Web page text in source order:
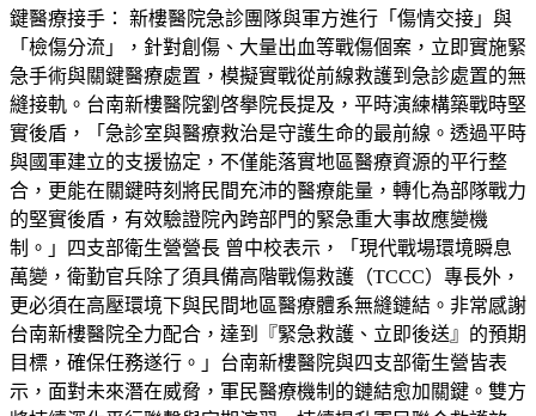
鍵醫療接手： 新樓醫院急診團隊與軍方進行「傷情交接」與
「檢傷分流」，針對創傷、大量出血等戰傷個案，立即實施緊
急手術與關鍵醫療處置，模擬實戰從前線救護到急診處置的無
縫接軌。台南新樓醫院劉啓擧院長提及，平時演練構築戰時堅
實後盾，「急診室與醫療救治是守護生命的最前線。透過平時
與國軍建立的支援協定，不僅能落實地區醫療資源的平行整
合，更能在關鍵時刻將民間充沛的醫療能量，轉化為部隊戰力
的堅實後盾，有效驗證院內跨部門的緊急重大事故應變機
制。」四支部衛生營營長 曾中校表示，「現代戰場環境瞬息
萬變，衛勤官兵除了須具備高階戰傷救護（TCCC）專長外，
更必須在高壓環境下與民間地區醫療體系無縫鏈結。非常感謝
台南新樓醫院全力配合，達到『緊急救護、立即後送』的預期
目標，確保任務遂行。」台南新樓醫院與四支部衛生營皆表
示，面對未來潛在威脅，軍民醫療機制的鏈結愈加關鍵。雙方